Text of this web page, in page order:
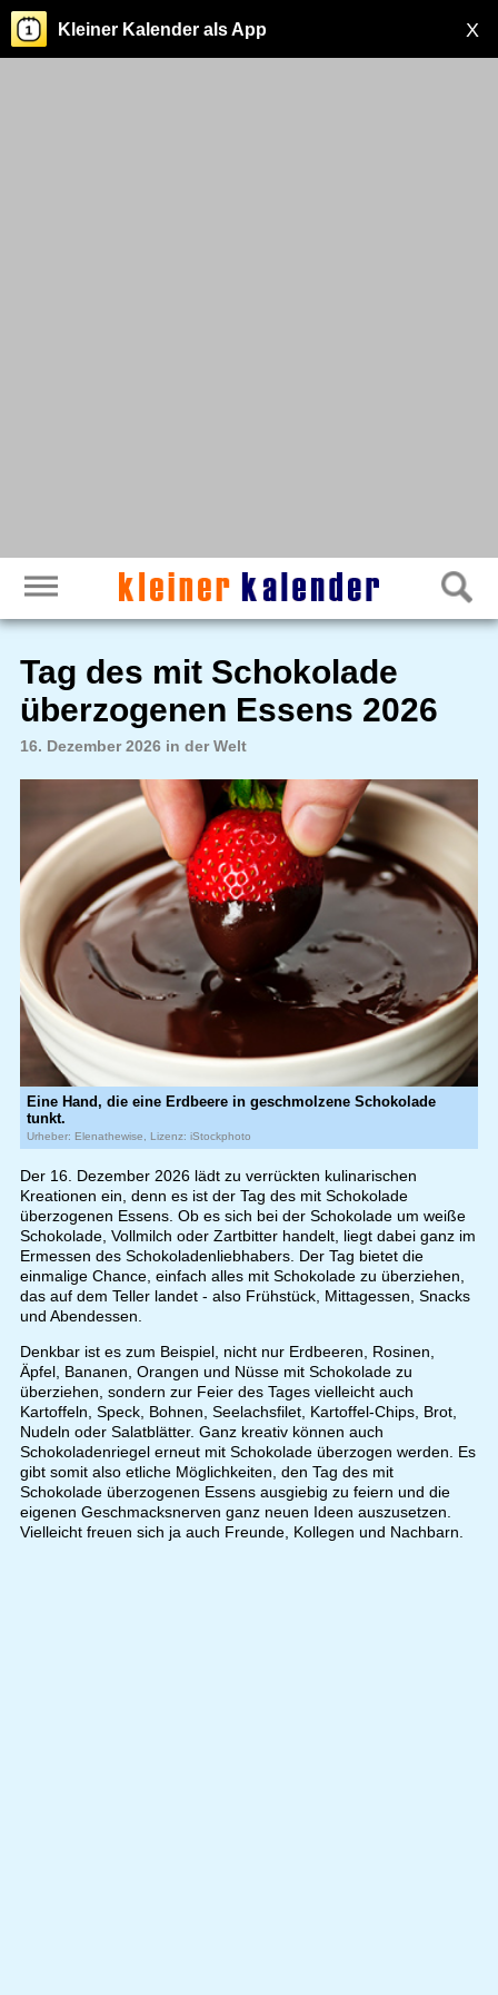
X
Kleiner Kalender als App
Tag des mit Schokolade
überzogenen Essens 2026
16. Dezember 2026 in der Welt
Eine Hand, die eine Erdbeere in geschmolzene Schokolade
tunkt.
Urheber: Elenathewise, Lizenz: iStockphoto
Der 16. Dezember 2026 lädt zu verrückten kulinarischen
Kreationen ein, denn es ist der Tag des mit Schokolade
überzogenen Essens. Ob es sich bei der Schokolade um weiße
Schokolade, Vollmilch oder Zartbitter handelt, liegt dabei ganz im
Ermessen des Schokoladenliebhabers. Der Tag bietet die
einmalige Chance, einfach alles mit Schokolade zu überziehen,
das auf dem Teller landet - also Frühstück, Mittagessen, Snacks
und Abendessen.
Denkbar ist es zum Beispiel, nicht nur Erdbeeren, Rosinen,
Äpfel, Bananen, Orangen und Nüsse mit Schokolade zu
überziehen, sondern zur Feier des Tages vielleicht auch
Kartoffeln, Speck, Bohnen, Seelachsfilet, Kartoffel-Chips, Brot,
Nudeln oder Salatblätter. Ganz kreativ können auch
Schokoladenriegel erneut mit Schokolade überzogen werden. Es
gibt somit also etliche Möglichkeiten, den Tag des mit
Schokolade überzogenen Essens ausgiebig zu feiern und die
eigenen Geschmacksnerven ganz neuen Ideen auszusetzen.
Vielleicht freuen sich ja auch Freunde, Kollegen und Nachbarn.